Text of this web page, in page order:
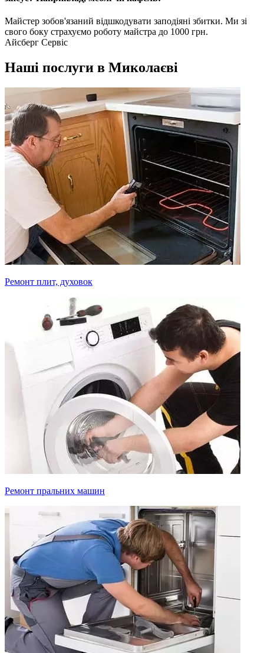
Майстер зобов'язаний відшкодувати заподіяні збитки. Ми зі
свого боку страхуємо роботу майстра до 1000 грн.
Айсберг Сервіс
Наші послуги в Миколаєві
Ремонт плит, духовок
Ремонт пральних машин